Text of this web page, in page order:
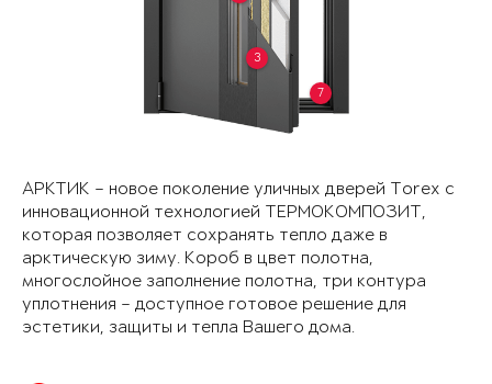
3
7
АРКТИК – новое поколение уличных дверей Torex с
инновационной технологией ТЕРМОКОМПОЗИТ,
которая позволяет сохранять тепло даже в
арктическую зиму. Короб в цвет полотна,
многослойное заполнение полотна, три контура
уплотнения – доступное готовое решение для
эстетики, защиты и тепла Вашего дома.